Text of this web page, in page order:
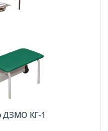
ДЗМО КГ-1